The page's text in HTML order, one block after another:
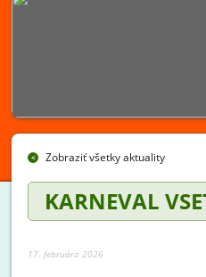
Zobraziť všetky aktuality
KARNEVAL
17. februára 2026